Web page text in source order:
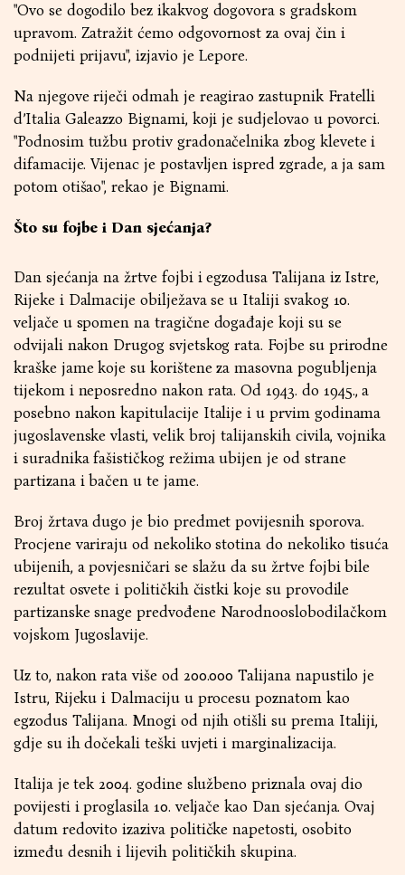
"Ovo se dogodilo bez ikakvog dogovora s gradskom
upravom. Zatražit ćemo odgovornost za ovaj čin i
podnijeti prijavu", izjavio je Lepore.
Na njegove riječi odmah je reagirao zastupnik Fratelli
d’Italia Galeazzo Bignami, koji je sudjelovao u povorci.
"Podnosim tužbu protiv gradonačelnika zbog klevete i
difamacije. Vijenac je postavljen ispred zgrade, a ja sam
potom otišao", rekao je Bignami.
Što su fojbe i Dan sjećanja?
Dan sjećanja na žrtve fojbi i egzodusa Talijana iz Istre,
Rijeke i Dalmacije obilježava se u Italiji svakog 10.
veljače u spomen na tragične događaje koji su se
odvijali nakon Drugog svjetskog rata. Fojbe su prirodne
kraške jame koje su korištene za masovna pogubljenja
tijekom i neposredno nakon rata. Od 1943. do 1945., a
posebno nakon kapitulacije Italije i u prvim godinama
jugoslavenske vlasti, velik broj talijanskih civila, vojnika
i suradnika fašističkog režima ubijen je od strane
partizana i bačen u te jame.
Broj žrtava dugo je bio predmet povijesnih sporova.
Procjene variraju od nekoliko stotina do nekoliko tisuća
ubijenih, a povjesničari se slažu da su žrtve fojbi bile
rezultat osvete i političkih čistki koje su provodile
partizanske snage predvođene Narodnooslobodilačkom
vojskom Jugoslavije.
Uz to, nakon rata više od 200.000 Talijana napustilo je
Istru, Rijeku i Dalmaciju u procesu poznatom kao
egzodus Talijana. Mnogi od njih otišli su prema Italiji,
gdje su ih dočekali teški uvjeti i marginalizacija.
Italija je tek 2004. godine službeno priznala ovaj dio
povijesti i proglasila 10. veljače kao Dan sjećanja. Ovaj
datum redovito izaziva političke napetosti, osobito
između desnih i lijevih političkih skupina.